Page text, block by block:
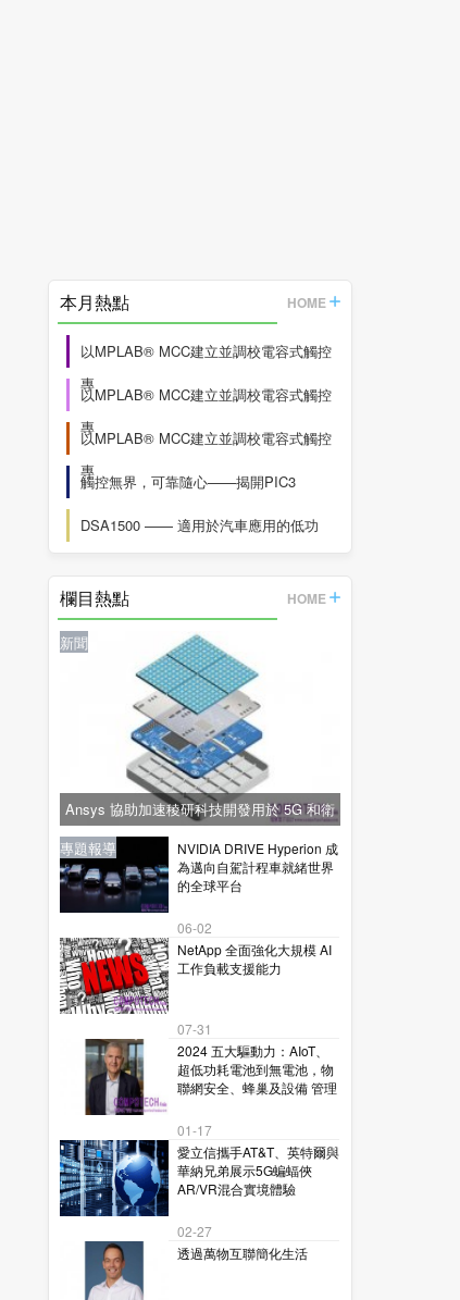
本月熱點 HOME
以MPLAB® MCC建立並調校電容式觸控
專
以MPLAB® MCC建立並調校電容式觸控
專
以MPLAB® MCC建立並調校電容式觸控
專
觸控無界，可靠隨心——揭開PIC3
DSA1500 —— 適用於汽車應用的低功
欄目熱點 HOME
新聞
Ansys 協助加速稜研科技開發用於 5G 和衛
星通訊的下一代毫米波技術
新聞
NVIDIA DRIVE Hyperion 成
為邁向自駕計程車就緒世界
的全球平台
06-02
新聞
NetApp 全面強化大規模 AI
工作負載支援能力
07-31
專題報導
2024 五大驅動力：AIoT、
超低功耗電池到無電池，物
聯網安全、蜂巢及設備 管理
01-17
新聞
愛立信攜手AT&T、英特爾與
華納兄弟展示5G蝙蝠俠
AR/VR混合實境體驗
02-27
專題報導
透過萬物互聯簡化生活